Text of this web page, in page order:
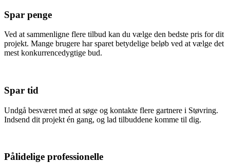
Spar penge
Ved at sammenligne flere tilbud kan du vælge den bedste pris for dit
projekt. Mange brugere har sparet betydelige beløb ved at vælge det
mest konkurrencedygtige bud.
Spar tid
Undgå besværet med at søge og kontakte flere gartnere i Støvring.
Indsend dit projekt én gang, og lad tilbuddene komme til dig.
Pålidelige professionelle